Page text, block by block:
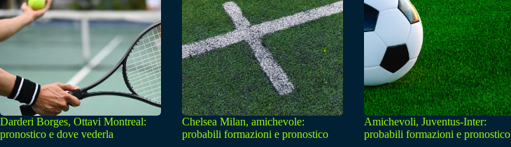
Darderi Borges, Ottavi Montreal:
pronostico e dove vederla
Chelsea Milan, amichevole:
probabili formazioni e pronostico
Amichevoli, Juventus-Inter:
probabili formazioni e pronostico